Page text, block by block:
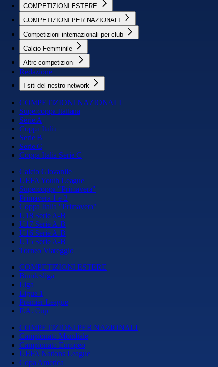
COMPETIZIONI ESTERE
COMPETIZIONI PER NAZIONALI
Competizioni internazionali per club
Calcio Femminile
Altre competizioni
Redazione
I siti del nostro network
COMPETIZIONI NAZIONALI
Supercoppa Italiana
Serie A
Coppa Italia
Serie B
Serie C
Coppa Italia Serie C
Calcio Giovanile
UEFA Youth League
Supercoppa "Primavera"
Primavera 1 e 2
Coppa Italia "Primavera"
U18 Serie A-B
U17 Serie A-B
U16 Serie A-B
U15 Serie A-B
Torneo Viareggio
COMPETIZIONI ESTERE
Bundesliga
Liga
Ligue 1
Premier League
F.A. Cup
COMPETIZIONI PER NAZIONALI
Campionato Mondiale
Campionato Europeo
UEFA Nations League
Copa America